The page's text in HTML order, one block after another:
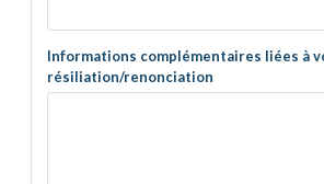
Informations complémentaires liées à
résiliation/renonciation